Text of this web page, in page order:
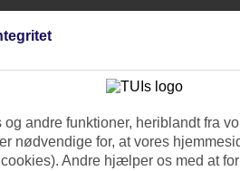
andre funktioner, heriblandt fra
nødvendige for, at vores
Andre hjælper os med at